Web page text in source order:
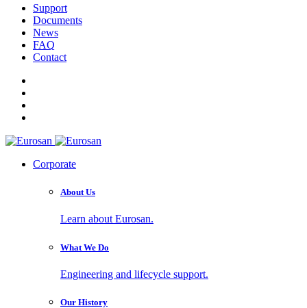
Support
Documents
News
FAQ
Contact
Corporate
About Us
Learn about Eurosan.
What We Do
Engineering and lifecycle support.
Our History